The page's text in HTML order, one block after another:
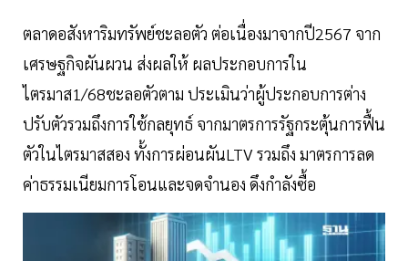
ตลาดอสังหาริมทรัพย์ชะลอตัว ต่อเนื่องมาจากปี2567 จาก
เศรษฐกิจผันผวน ส่งผลให้ ผลประกอบการใน
ไตรมาส1/68ชะลอตัวตาม ประเมินว่าผู้ประกอบการต่าง
ปรับตัวรวมถึงการใช้กลยุทธ์ จากมาตรการรัฐกระตุ้นการฟื้น
ตัวในไตรมาสสอง ทั้งการผ่อนผันLTV รวมถึง มาตรการลด
ค่าธรรมเนียมการโอนและจดจำนอง ดึงกำลังซื้อ